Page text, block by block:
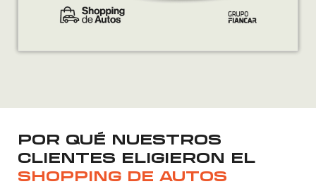
POR QUÉ NUESTROS
CLIENTES ELIGIERON EL
SHOPPING DE AUTOS